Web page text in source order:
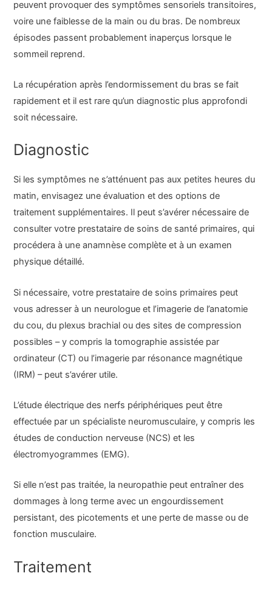
peuvent provoquer des symptômes sensoriels transitoires,
voire une faiblesse de la main ou du bras. De nombreux
épisodes passent probablement inaperçus lorsque le
sommeil reprend.
La récupération après l’endormissement du bras se fait
rapidement et il est rare qu’un diagnostic plus approfondi
soit nécessaire.
Diagnostic
Si les symptômes ne s’atténuent pas aux petites heures du
matin, envisagez une évaluation et des options de
traitement supplémentaires. Il peut s’avérer nécessaire de
consulter votre prestataire de soins de santé primaires, qui
procédera à une anamnèse complète et à un examen
physique détaillé.
Si nécessaire, votre prestataire de soins primaires peut
vous adresser à un neurologue et l’imagerie de l’anatomie
du cou, du plexus brachial ou des sites de compression
possibles – y compris la tomographie assistée par
ordinateur (CT) ou l’imagerie par résonance magnétique
(IRM) – peut s’avérer utile.
L’étude électrique des nerfs périphériques peut être
effectuée par un spécialiste neuromusculaire, y compris les
études de conduction nerveuse (NCS) et les
électromyogrammes (EMG).
Si elle n’est pas traitée, la neuropathie peut entraîner des
dommages à long terme avec un engourdissement
persistant, des picotements et une perte de masse ou de
fonction musculaire.
Traitement